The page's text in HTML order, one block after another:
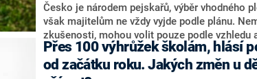
Česko je národem pejskařů, výběr vhodného
však majitelům ne vždy vyjde podle plánu.
zkušenosti, mohou volit pouze podle vzhledu
nehledí na temperament a potřeby daného
rodiny. „Spousta lidí si bere nepřiměřeného
dynamiky a životního stylu týče,“ řekl pro CNN
Přes 100 výhrůžek školám, hlásí
od začátku roku. Jakých změn u